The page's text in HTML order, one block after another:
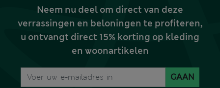
Neem nu deel om direct van deze
verrassingen en beloningen te profiteren,
u ontvangt direct 15% korting op kleding
en woonartikelen
GAAN